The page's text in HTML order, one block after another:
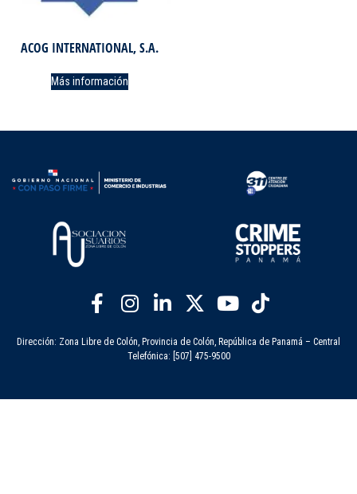
ACOG INTERNATIONAL, S.A.
Más información
Dirección: Zona Libre de Colón, Provincia de Colón, República de Panamá – Central
Telefónica: [507] 475-9500